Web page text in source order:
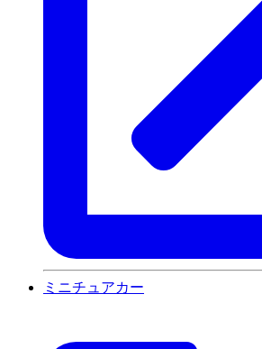
ミニチュアカー